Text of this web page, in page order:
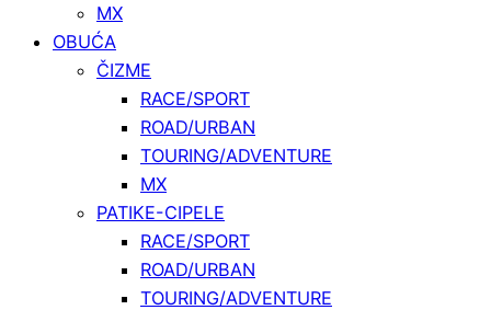
MX
OBUĆA
ČIZME
RACE/SPORT
ROAD/URBAN
TOURING/ADVENTURE
MX
PATIKE-CIPELE
RACE/SPORT
ROAD/URBAN
TOURING/ADVENTURE